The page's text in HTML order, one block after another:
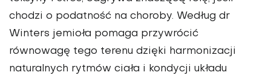
chodzi o podatność na choroby. Według dr
Winters jemioła pomaga przywrócić
równowagę tego terenu dzięki harmonizacji
naturalnych rytmów ciała i kondycji układu